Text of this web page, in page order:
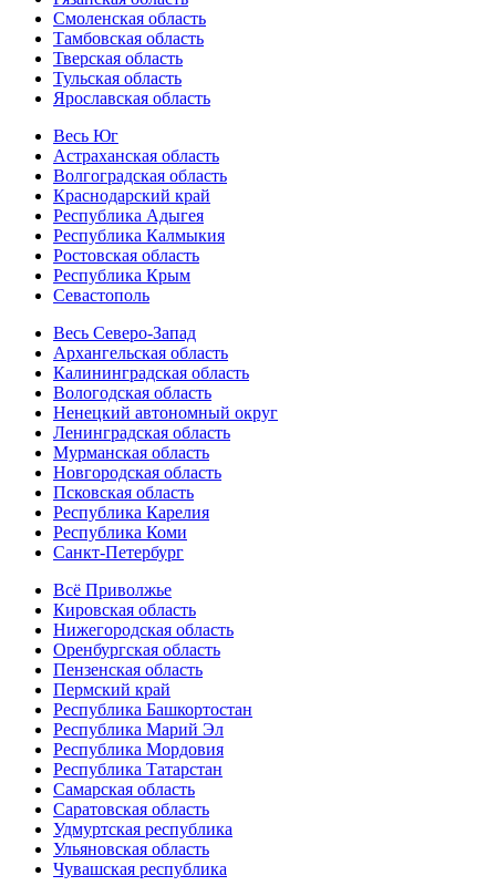
Смоленская область
Тамбовская область
Тверская область
Тульская область
Ярославская область
Весь Юг
Астраханская область
Волгоградская область
Краснодарский край
Республика Адыгея
Республика Калмыкия
Ростовская область
Республика Крым
Севастополь
Весь Северо-Запад
Архангельская область
Калининградская область
Вологодская область
Ненецкий автономный округ
Ленинградская область
Мурманская область
Новгородская область
Псковская область
Республика Карелия
Республика Коми
Санкт-Петербург
Всё Приволжье
Кировская область
Нижегородская область
Оренбургская область
Пензенская область
Пермский край
Республика Башкортостан
Республика Марий Эл
Республика Мордовия
Республика Татарстан
Самарская область
Саратовская область
Удмуртская республика
Ульяновская область
Чувашская республика